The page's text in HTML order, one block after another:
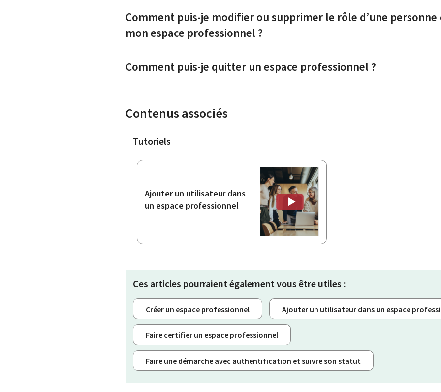
Comment puis-je modifier ou supprimer le rôle d’une personne
mon espace professionnel ?
Comment puis-je quitter un espace professionnel ?
Contenus associés
Tutoriels
Ajouter un utilisateur dans
un espace professionnel
Ces articles pourraient également vous être utiles :
Créer un espace professionnel Ajouter un utilisateur dans un espace
Faire certifier un espace professionnel
Faire une démarche avec authentification et suivre son statut